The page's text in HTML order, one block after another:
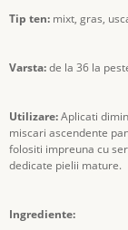
Tip ten: mixt, gras,
Varsta:de la 36 la
Utilizare:Aplicati
miscari ascendente
folositi impreuna cu
dedicate pielii mature.
Ingrediente: